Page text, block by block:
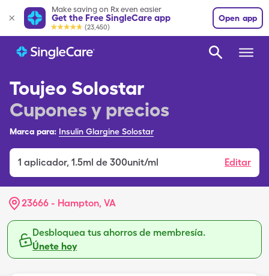
Make saving on Rx even easier
Get the Free SingleCare app
(23,450)
Open app
Toujeo Solostar
Cupones y precios
Marca para: Insulin Glargine Solostar
1 aplicador, 1.5ml de 300unit/ml Editar
23666 - Hampton, VA
Desbloquea tus ahorros de membresía.
Únete hoy